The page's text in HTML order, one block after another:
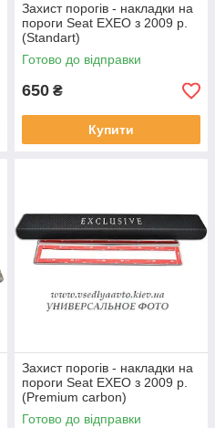
Захист порогів - накладки на
пороги Seat EXEO з 2009 р.
(Standart)
Готово до відправки
650 ₴
Купити
Захист порогів - накладки на
пороги Seat EXEO з 2009 р.
(Premium carbon)
Готово до відправки